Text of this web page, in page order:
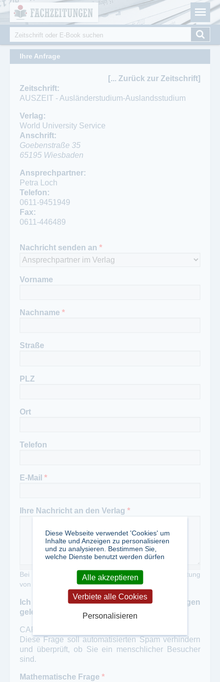
Fachzeitungen.de - Das unabhängige Portal für
Fachmagazine Fachpublikationen & eBooks
Suchformular
Suche
Ihre Anfrage
[... Zurück zur Zeitschrift]
Zeitschrift:
AUSZEIT - Ausländerstudium-Auslandsstudium
Verlag:
World University Service
Anschrift:
Goebenstraße 35
65195 Wiesbaden
Ansprechpartner:
Petra Loch
Telefon:
0611-9451949
Fax:
0611-446489
Telefon Redaktion:
0611-9451949
0611-446489
Nachricht senden an *
Vorname
Nachname *
Straße
PLZ
Ort
Telefon
E-Mail *
Ihre Nachricht an den Verlag *
Bei Zweckentfremdung unseres Portals zur Verbreitung
von Werbung erheben wir eine Gebühr von 50,- €
Ich habe die Datenschutzbestimmungen
gelesen und akzeptiert
CAPTCHA
Diese Frage soll automatisierten Spam verhindern
und überprüft, ob Sie ein menschlicher Besucher
sind.
Mathematische Frage *
Cookie-Einstellungen
Diese Webseite verwendet 'Cookies' um
Inhalte und Anzeigen zu personalisieren
und zu analysieren. Bestimmen Sie,
welche Dienste benutzt werden dürfen
Alle akzeptieren
Verbiete alle Cookies
Personalisieren